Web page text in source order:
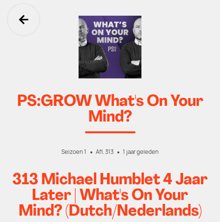
Ga terug
PS:GROW What's On Your
Mind?
Seizoen 1 Afl. 313 1 jaar geleden
313 Michael Humblet 4 Jaar
Later | What's On Your
Mind? (Dutch/Nederlands)